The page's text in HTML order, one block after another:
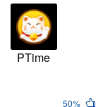
PTime
50%